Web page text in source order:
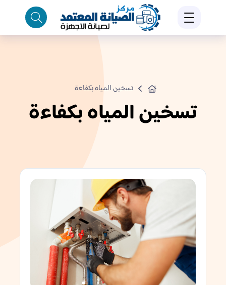
تسخين المياه بكفاءة
تسخين المياه بكفاءة